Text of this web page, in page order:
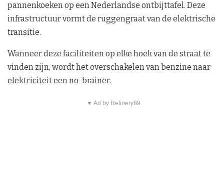
pannenkoeken op een Nederlandse ontbijttafel. Deze
infrastructuur vormt de ruggengraat van de elektrische
transitie.
Wanneer deze faciliteiten op elke hoek van de straat te
vinden zijn, wordt het overschakelen van benzine naar
elektriciteit een no-brainer.
▼ Ad by Refinery89